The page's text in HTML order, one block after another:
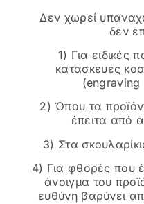
Δεν χωρεί
δεν
1) Για ειδικές
κατασκευές
(engraving
2) Όπου τα
έπειτα από
3) Στα
4) Για φθορές που
άνοιγμα του
ευθύνη βαρύνει